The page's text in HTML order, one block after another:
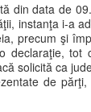
din data de
instanţa i-a
precum şi
declaraţie,
solicită ca
de